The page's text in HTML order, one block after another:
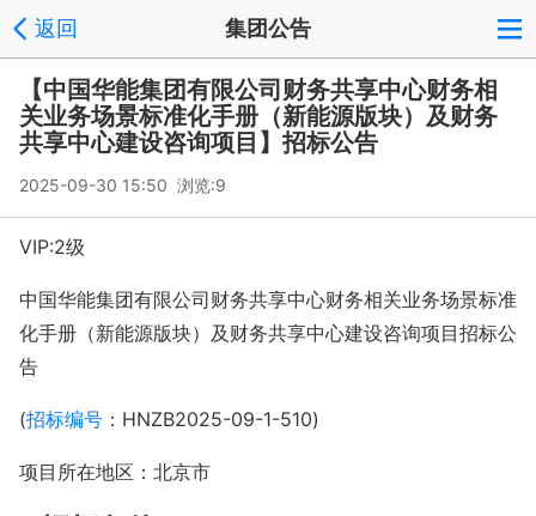
返回 集团公告
【中国华能集团有限公司财务共享中心财务相
关业务场景标准化手册（新能源版块）及财务
共享中心建设咨询项目】招标公告
2025-09-30 15:50 浏览:9
VIP:2级
中国华能集团有限公司财务共享中心财务相关业务场景标准
化手册（新能源版块）及财务共享中心建设咨询项目招标公
告
(招标编号 ：HNZB2025-09-1-510)
项目所在地区：北京市